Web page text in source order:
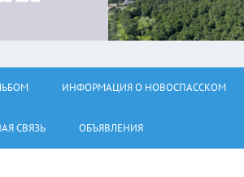
ИНФОРМАЦИЯ О НОВОСПАССКОМ
СВЯЗЬ ОБЪЯВЛЕНИЯ